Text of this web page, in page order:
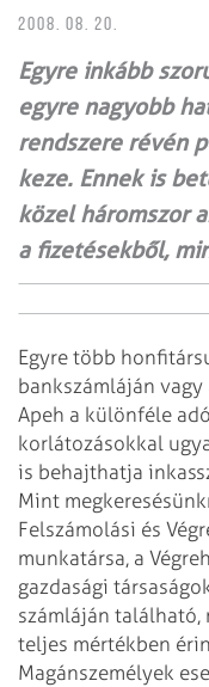
2008. 08. 20.
Egyre inkább
egyre nagyobb
rendszere révén
keze. Ennek is
közel háromszor
a fizetésekből,
Egyre több
bankszámláján vagy
Apeh a különféle
korlátozásokkal
is behajthatja
Mint
Felszámolási és
munkatársa, a
gazdasági
számláján található,
teljes mértékben
Magánszemélyek